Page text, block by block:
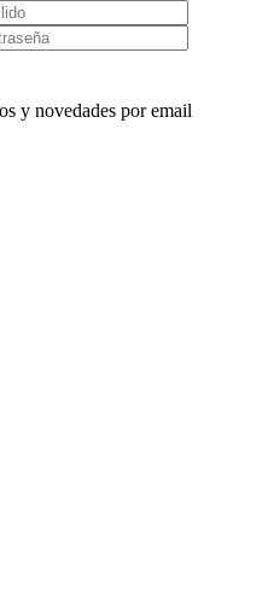
y novedades por email